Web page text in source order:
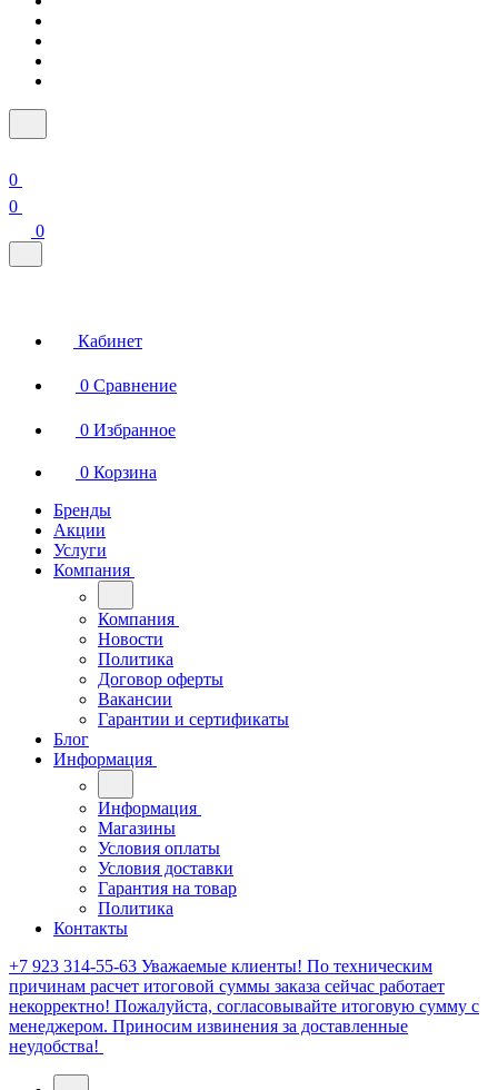
0
0
0
Кабинет
0 Сравнение
0 Избранное
0 Корзина
Бренды
Акции
Услуги
Компания
Компания
Новости
Политика
Договор оферты
Вакансии
Гарантии и сертификаты
Блог
Информация
Информация
Магазины
Условия оплаты
Условия доставки
Гарантия на товар
Политика
Контакты
+7 923 314-55-63 Уважаемые клиенты! По техническим
причинам расчет итоговой суммы заказа сейчас работает
некорректно! Пожалуйста, согласовывайте итоговую сумму с
менеджером. Приносим извинения за доставленные
неудобства!